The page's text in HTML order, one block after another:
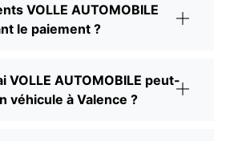
VOLLE AUTOMOBILE
le paiement ?
VOLLE AUTOMOBILE peut-
véhicule à Valence ?